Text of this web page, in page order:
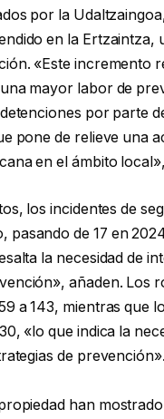
por la
en la Ertzaintza,
«Este incremento
mayor labor de
por parte
pone de relieve una
en el ámbito
los incidentes de
pasando de 17 en
la necesidad de
añaden. Los
a 143, mientras que
«lo que indica la
de prevención».
han